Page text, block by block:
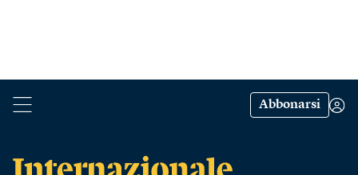
Abbonarsi